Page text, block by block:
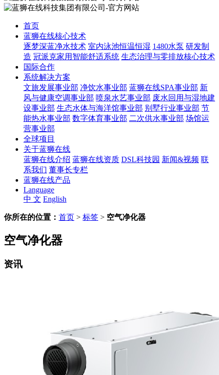
首页
蓝狮在线核心技术
逐梦深蓝净水技术 室内泳池恒温恒湿 1480水泵 研发制
造 冠派克家用智能舒适系统 生态治理与零排放核心技术
国际合作
系统解决方案
文旅发展事业部 净饮水事业部 蓝狮在线SPA事业部 新
风与健康空调事业部 喷泉水艺事业部 废水回用与湿地建
设事业部 生态水体与海洋馆事业部 别墅行业事业部 节
能热水事业部 数字体育事业部 二次供水事业部 场馆运
营事业部
全球项目
关于蓝狮在线
蓝狮在线介绍 蓝狮在线资质 DSL科技园 新闻&视频 联
系我们 董事长专栏
蓝狮在线产品
Language
中 文 English
你所在的位置： 首页 > 标签 > 空气净化器
空气净化器
资讯